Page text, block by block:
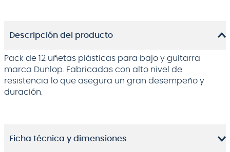
Descripción del producto
Pack de 12 uñetas plásticas para bajo y guitarra
marca Dunlop. Fabricadas con alto nivel de
resistencia lo que asegura un gran desempeño y
duración.
Ficha técnica y dimensiones